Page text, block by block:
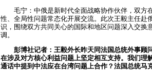
毛宁：中俄是新时代全面战略协作伙伴，双方
性、全局性问题常态化开展交流。此次王毅主任
识，围绕双方共同关心的国际和地区问题深入交
调。
彭博社记者：王毅外长昨天同法国总统外事顾
在涉及对方核心利益问题上坚定相互支持。我们
通话中提到中法应在台湾问题上合作？法国总统马